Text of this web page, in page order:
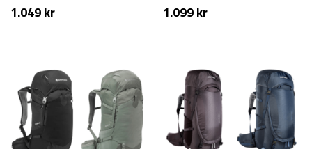
1.049kr 1.099kr